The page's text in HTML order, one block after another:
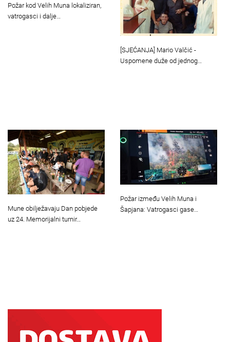
Požar kod Velih Muna lokaliziran,
vatrogasci i dalje…
[SJEĆANJA] Mario Valčić -
Uspomene duže od jednog…
Mune obilježavaju Dan pobjede
uz 24. Memorijalni turnir…
Požar između Velih Muna i
Šapjana: Vatrogasci gase…